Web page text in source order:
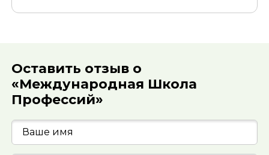
Оставить отзыв о
«Международная Школа
Профессий»